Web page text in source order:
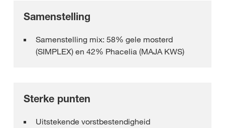
Samenstelling
Samenstelling mix: 58% gele mosterd
(SIMPLEX) en 42% Phacelia (MAJA KWS)
Sterke punten
Uitstekende vorstbestendigheid​